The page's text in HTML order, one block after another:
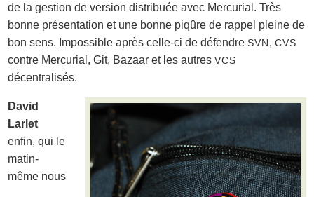
de la gestion de version distribuée avec Mercurial. Très
bonne présentation et une bonne piqûre de rappel pleine de
bon sens. Impossible après celle-ci de défendreSVN,CVS
contre Mercurial, Git, Bazaar et les autresVCS
décentralisés.
David
Larlet
enfin, qui le
matin-
même nous